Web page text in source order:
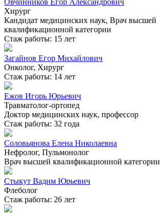
Овчинников Егор Александрович
Хирург
Кандидат медицинских наук, Врач высшей
квалификационной категории
Стаж работы: 15 лет
Загайнов Егор Михайлович
Онколог, Хирург
Стаж работы: 14 лет
Ежов Игорь Юрьевич
Травматолог-ортопед
Доктор медицинских наук, профессор
Стаж работы: 32 года
Соловьянова Елена Николаевна
Нефролог, Пульмонолог
Врач высшей квалификационной категории
Стыкут Вадим Юрьевич
Флеболог
Стаж работы: 26 лет